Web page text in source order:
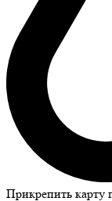
Прикрепить карту